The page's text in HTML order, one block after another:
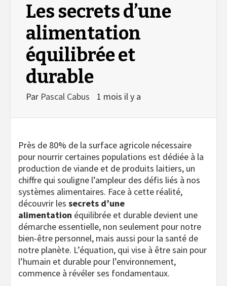
Les secrets d’une
alimentation
équilibrée et
durable
Par Pascal Cabus 1 mois il y a
Près de 80% de la surface agricole nécessaire
pour nourrir certaines populations est dédiée à la
production de viande et de produits laitiers, un
chiffre qui souligne l’ampleur des défis liés à nos
systèmes alimentaires. Face à cette réalité,
découvrir les secrets d’une
alimentation équilibrée et durable devient une
démarche essentielle, non seulement pour notre
bien-être personnel, mais aussi pour la santé de
notre planète. L’équation, qui vise à être sain pour
l’humain et durable pour l’environnement,
commence à révéler ses fondamentaux.